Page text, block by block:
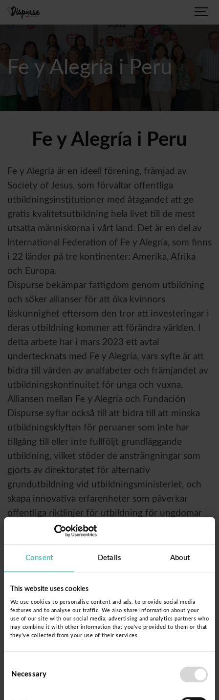
Consent Details About
This website uses cookies
We use cookies to personalise content and ads, to provide social media
features and to analyse our traffic. We also share information about your
use of our site with our social media, advertising and analytics partners who
may combine it with other information that you’ve provided to them or that
they’ve collected from your use of their services.
Selection
Necessary
Fe y Alegría i Peru
Fe y Alegría i Peru
Fe y Alegría är en ideell förening, främjad av
Society of Jesus, som förvaltar offentliga
utbildningsinstitutioner med åtagandet att ge
gratis kvalitetsutbildning hela livet till de mest
utsatta människorna i vårt land. Det är en del av
International Federation of Fe y Alegría, som finns
i 22 länder på tre kontinenter: Amerika, Afrika
och Europa.
Dispurse bekämpar fattigdom genom utbildning
och söker allianser för att öka kvinnors
läskunnighet eftersom den tror att investeringar i
deras utbildning kommer att förändra världen. I
detta arbete har i mars 2023 ett avtal
undertecknats med Fe y Alegría, vars syfte är att
bidra till vården av analfabeter och främjandet av
utbildningskontinuitet för unga och vuxna.
Alliansen mellan Fe y Alegría och Fundación
Dispurse syftar också till att bidra till att minska
utbildningsklyftan för peruaner som inte har
tillgång till eller inte fullföljt grundläggande
utbildning, vilket stöder de ansträngningar som
gjorts av direktoratet för alternativ
grundutbildning vid utbildningsministeriet, och
skapa innovativa erfarenheter som påverkar
offentliga riktlinjer för utbildning för ungdomar
utbildningsförslag av Fe y Alegrías lärare och
facilitatorer genomförs i Cajamarca-regionen.
2023 arbetade vi med 150 studenter från CEBA
Fe y Alegría N°69 i provinsen Cutervo. År 2024
kommer vi att arbeta med eleverna i 15
läskunnighetscirklar på CEBA Fe y Alegría N°83
Bambamarca, i provinsen Hualgayoc.